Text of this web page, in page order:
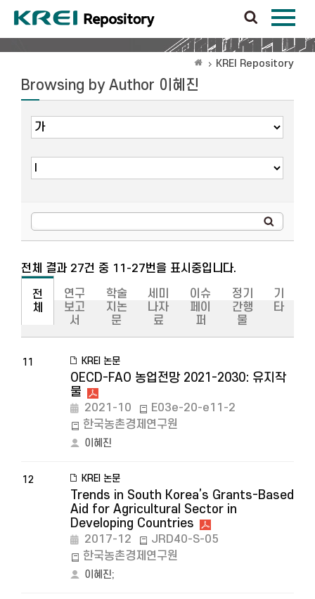
KREI Repository
Browsing by Author 이혜진
전체 결과 27건 중 11-27번을 표시중입니다.
전
체
연구
보고
서
학술
지논
문
세미
나자
료
이슈
페이
퍼
정기
간행
물
기
타
11 KREI 논문
OECD-FAO 농업전망 2021-2030: 유지작
물
2021-10
E03e-20-e11-2
한국농촌경제연구원
이혜진
12 KREI 논문
Trends in South Korea’s Grants-Based
Aid for Agricultural Sector in
Developing Countries
2017-12
JRD40-S-05
한국농촌경제연구원
이혜진;